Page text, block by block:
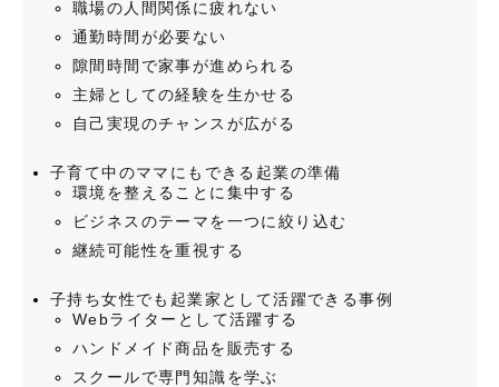
職場の人間関係に疲れない
通勤時間が必要ない
隙間時間で家事が進められる
主婦としての経験を生かせる
自己実現のチャンスが広がる
子育て中のママにもできる起業の準備
環境を整えることに集中する
ビジネスのテーマを一つに絞り込む
継続可能性を重視する
子持ち女性でも起業家として活躍できる事例
Webライターとして活躍する
ハンドメイド商品を販売する
スクールで専門知識を学ぶ